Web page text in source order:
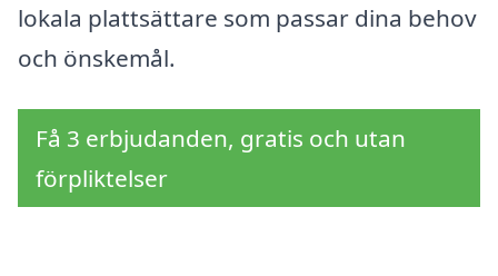
lokala plattsättare som passar dina behov
och önskemål.
Få 3 erbjudanden, gratis och utan
förpliktelser